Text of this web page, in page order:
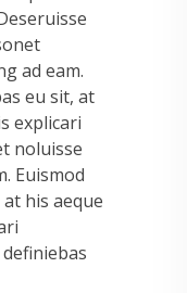
ad eam.
eu sit, at
explicari
noluisse
Euismod
his aeque